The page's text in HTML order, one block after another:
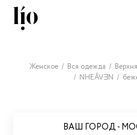
ВАШ ГОРОД -
Женское Вся одежда
NHEÂVƎN